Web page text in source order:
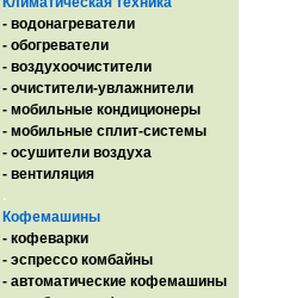
- водонагреватели
- обогреватели
- воздухоочистители
- очистители-увлажнители
- мобильные кондиционеры
- мобильные сплит-системы
- осушители воздуха
- вентиляция
.
Кофемашины
- кофеварки
- эспрессо комбайны
- автоматические кофемашины